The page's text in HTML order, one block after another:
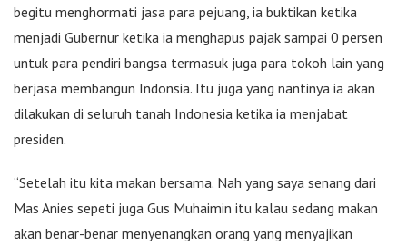
begitu menghormati jasa para pejuang, ia buktikan ketika
menjadi Gubernur ketika ia menghapus pajak sampai 0 persen
untuk para pendiri bangsa termasuk juga para tokoh lain yang
berjasa membangun Indonsia. Itu juga yang nantinya ia akan
dilakukan di seluruh tanah Indonesia ketika ia menjabat
presiden.
“Setelah itu kita makan bersama. Nah yang saya senang dari
Mas Anies sepeti juga Gus Muhaimin itu kalau sedang makan
akan benar-benar menyenangkan orang yang menyajikan